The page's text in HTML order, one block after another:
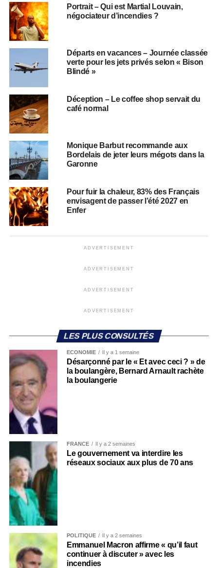
Portrait – Qui est Martial Louvain,
négociateur d’incendies ?
Départs en vacances – Journée classée
verte pour les jets privés selon « Bison
Blindé »
Déception – Le coffee shop servait du
café normal
Monique Barbut recommande aux
Bordelais de jeter leurs mégots dans la
Garonne
Pour fuir la chaleur, 83% des Français
envisagent de passer l’été 2027 en
Enfer
ADVERTISEMENT
ADVERTISEMENT
ADVERTISEMENT
ADVERTISEMENT
LES PLUS CONSULTÉS
ECONOMIE Il y a 1 semaine
Désarçonné par le « Et avec ceci ? » de
la boulangère, Bernard Arnault rachète
la boulangerie
FRANCE Il y a 2 semaines
Le gouvernement va interdire les
réseaux sociaux aux plus de 70 ans
POLITIQUE Il y a 2 semaines
Emmanuel Macron affirme « qu’il faut
continuer à discuter » avec les
incendies